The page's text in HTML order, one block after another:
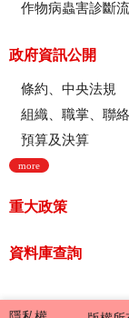
作物病蟲害診斷
政府資訊公開
條約、中央法規
組織、職掌、聯
預算及決算
more
重大政策
資料庫查詢